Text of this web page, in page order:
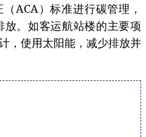
ACA）标准进行碳管理，
。如客运航站楼的主要项
，使用太阳能，减少排放并